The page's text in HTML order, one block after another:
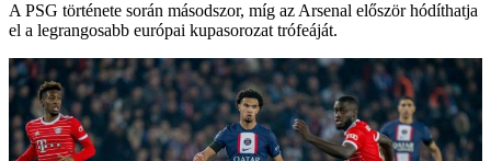
A PSG története során másodszor, míg az Arsenal először hódíthatja
el a legrangosabb európai kupasorozat trófeáját.